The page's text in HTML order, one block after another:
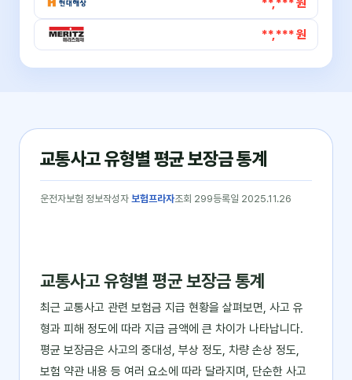
**,*** 원
**,*** 원
교통사고 유형별 평균 보장금 통계
운전자보험 정보작성자 보험프라자조회 299등록일 2025.11.26
교통사고 유형별 평균 보장금 통계
최근 교통사고 관련 보험금 지급 현황을 살펴보면, 사고 유
형과 피해 정도에 따라 지급 금액에 큰 차이가 나타납니다.
평균 보장금은 사고의 중대성, 부상 정도, 차량 손상 정도,
보험 약관 내용 등 여러 요소에 따라 달라지며, 단순한 사고